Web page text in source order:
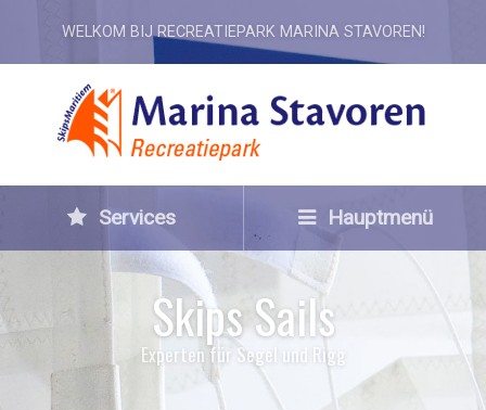
WELKOM BIJ RECREATIEPARK MARINA STAVOREN!
Services Hauptmenü
Skips Sails
Experten für Segel und Rigg